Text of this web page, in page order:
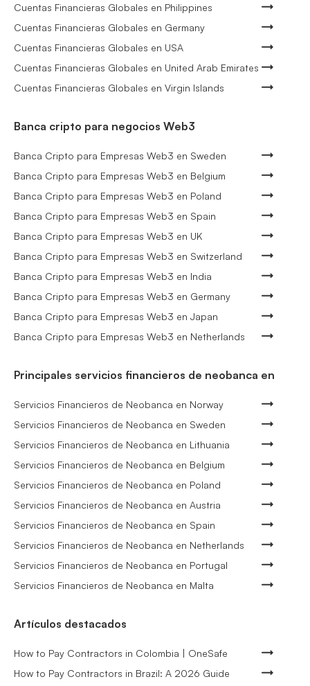
Cuentas Financieras Globales en Philippines
Cuentas Financieras Globales en Germany
Cuentas Financieras Globales en USA
Cuentas Financieras Globales en United Arab Emirates
Cuentas Financieras Globales en Virgin Islands
Banca cripto para negocios Web3
Banca Cripto para Empresas Web3 en Sweden
Banca Cripto para Empresas Web3 en Belgium
Banca Cripto para Empresas Web3 en Poland
Banca Cripto para Empresas Web3 en Spain
Banca Cripto para Empresas Web3 en UK
Banca Cripto para Empresas Web3 en Switzerland
Banca Cripto para Empresas Web3 en India
Banca Cripto para Empresas Web3 en Germany
Banca Cripto para Empresas Web3 en Japan
Banca Cripto para Empresas Web3 en Netherlands
Principales servicios financieros de neobanca en
Servicios Financieros de Neobanca en Norway
Servicios Financieros de Neobanca en Sweden
Servicios Financieros de Neobanca en Lithuania
Servicios Financieros de Neobanca en Belgium
Servicios Financieros de Neobanca en Poland
Servicios Financieros de Neobanca en Austria
Servicios Financieros de Neobanca en Spain
Servicios Financieros de Neobanca en Netherlands
Servicios Financieros de Neobanca en Portugal
Servicios Financieros de Neobanca en Malta
Artículos destacados
How to Pay Contractors in Colombia | OneSafe
How to Pay Contractors in Brazil: A 2026 Guide